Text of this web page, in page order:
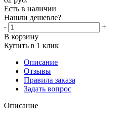
Есть в наличии
Нашли дешевле?
-
+
В корзину
Купить в 1 клик
Описание
Отзывы
Правила заказа
Задать вопрос
Описание